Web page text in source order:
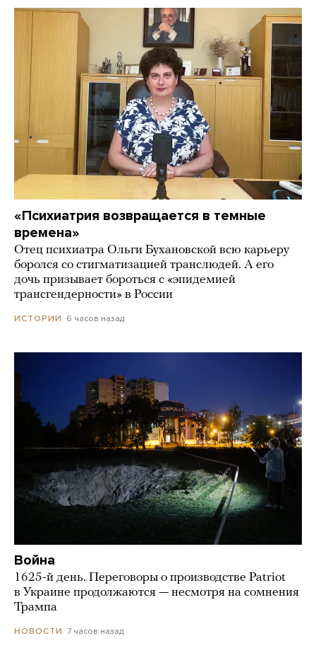
«Психиатрия возвращается в темные
времена»
Отец психиатра Ольги Бухановской всю карьеру
боролся со стигматизацией транслюдей. А его
дочь призывает бороться с «эпидемией
трансгендерности» в России
ИСТОРИИ 6 часов назад
Война
1625-й день. Переговоры о производстве Patriot
в Украине продолжаются — несмотря на сомнения
Трампа
НОВОСТИ 7 часов назад